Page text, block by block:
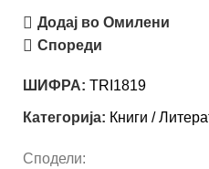
Додај во Омилени
Спореди
ШИФРА: TRI1819
Категорија: Книги /
Сподели: